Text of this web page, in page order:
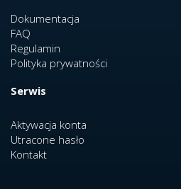
Dokumentacja
FAQ
Regulamin
Polityka prywatności
Serwis
Aktywacja konta
Utracone hasło
Kontakt